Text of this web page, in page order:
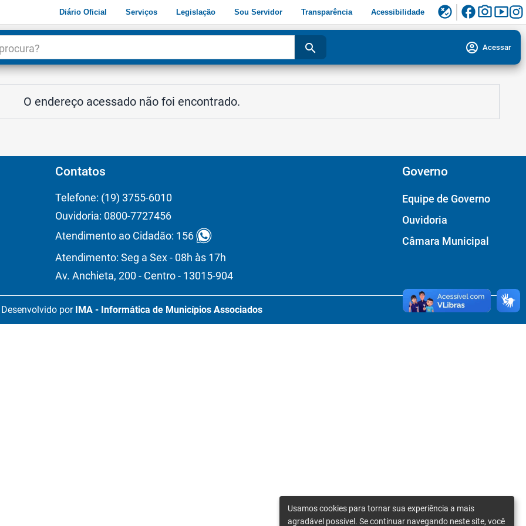
Diário Oficial Serviços Legislação Sou Servidor Transparência Acessibilidade flaky facebookphoto_camerasmart_display
search account_circle Acessar
O endereço acessado não foi encontrado.
Contatos
Telefone: (19) 3755-6010
Ouvidoria: 0800-7727456
Atendimento ao Cidadão: 156
Atendimento: Seg a Sex - 08h às 17h
Av. Anchieta, 200 - Centro - 13015-904
Governo
Equipe de Governo
Ouvidoria
Câmara Municipal
Desenvolvido por IMA - Informática de Municípios Associados
Usamos cookies para tornar sua experiência a mais
agradável possível. Se continuar navegando neste site, você